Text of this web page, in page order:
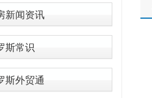
新闻资讯
斯常识
斯外贸通